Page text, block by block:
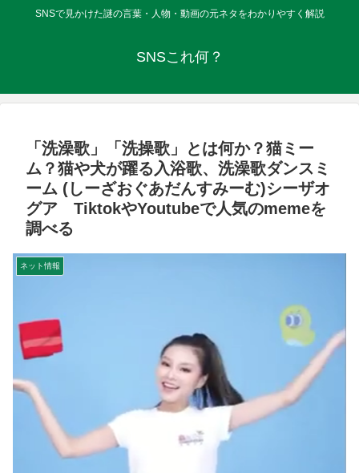
SNSで見かけた謎の言葉・人物・動画の元ネタをわかりやすく解説
SNSこれ何？
「洗澡歌」「洗操歌」とは何か？猫ミー
ム？猫や犬が躍る入浴歌、洗澡歌ダンスミ
ーム (しーざおぐあだんすみーむ)シーザオ
グア TiktokやYoutubeで人気のmemeを
調べる
ネット情報